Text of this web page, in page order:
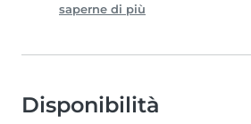
saperne di più
Disponibilità